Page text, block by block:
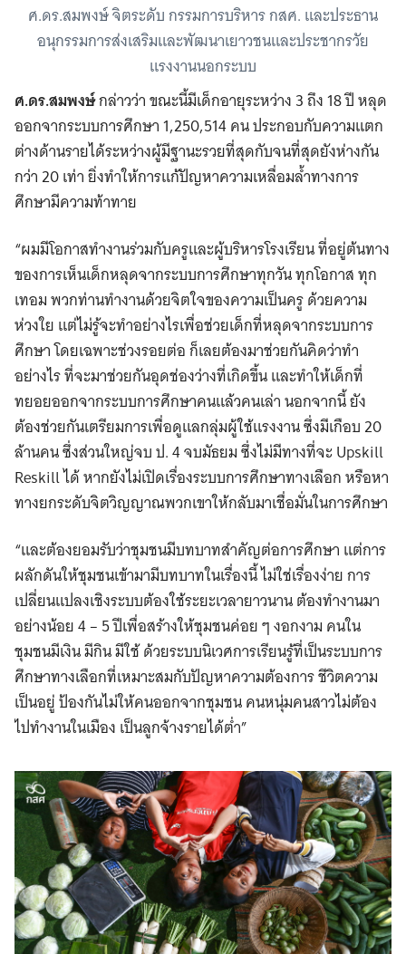
ศ.ดร.สมพงษ์ จิตระดับ กรรมการบริหาร กสศ. และประธาน
อนุกรรมการส่งเสริมและพัฒนาเยาวชนและประชากรวัย
แรงงานนอกระบบ
ศ.ดร.สมพงษ์กล่าวว่า ขณะนี้มีเด็กอายุระหว่าง 3 ถึง 18 ปี หลุด
ออกจากระบบการศึกษา 1,250,514 คน ประกอบกับความแตก
ต่างด้านรายได้ระหว่างผู้มีฐานะรวยที่สุดกับจนที่สุดยังห่างกัน
กว่า 20 เท่า ยิ่งทำให้การแก้ปัญหาความเหลื่อมล้ำทางการ
ศึกษามีความท้าทาย
“ผมมีโอกาสทำงานร่วมกับครูและผู้บริหารโรงเรียน ที่อยู่ต้นทาง
ของการเห็นเด็กหลุดจากระบบการศึกษาทุกวัน ทุกโอกาส ทุก
เทอม พวกท่านทำงานด้วยจิตใจของความเป็นครู ด้วยความ
ห่วงใย แต่ไม่รู้จะทำอย่างไรเพื่อช่วยเด็กที่หลุดจากระบบการ
ศึกษา โดยเฉพาะช่วงรอยต่อ ก็เลยต้องมาช่วยกันคิดว่าทำ
อย่างไร ที่จะมาช่วยกันอุดช่องว่างที่เกิดขึ้น และทำให้เด็กที่
ทยอยออกจากระบบการศึกษาคนแล้วคนเล่า นอกจากนี้ ยัง
ต้องช่วยกันเตรียมการเพื่อดูแลกลุ่มผู้ใช้แรงงาน ซึ่งมีเกือบ 20
ล้านคน ซึ่งส่วนใหญ่จบ ป. 4 จบมัธยม ซึ่งไม่มีทางที่จะ Upskill
Reskill ได้ หากยังไม่เปิดเรื่องระบบการศึกษาทางเลือก หรือหา
ทางยกระดับจิตวิญญาณพวกเขาให้กลับมาเชื่อมั่นในการศึกษา
“และต้องยอมรับว่าชุมชนมีบทบาทสำคัญต่อการศึกษา แต่การ
ผลักดันให้ชุมชนเข้ามามีบทบาทในเรื่องนี้ ไม่ใช่เรื่องง่าย การ
เปลี่ยนแปลงเชิงระบบต้องใช้ระยะเวลายาวนาน ต้องทำงานมา
อย่างน้อย 4 – 5 ปีเพื่อสร้างให้ชุมชนค่อย ๆ งอกงาม คนใน
ชุมชนมีเงิน มีกิน มีใช้ ด้วยระบบนิเวศการเรียนรู้ที่เป็นระบบการ
ศึกษาทางเลือกที่เหมาะสมกับปัญหาความต้องการ ชีวิตความ
เป็นอยู่ ป้องกันไม่ให้คนออกจากชุมชน คนหนุ่มคนสาวไม่ต้อง
ไปทำงานในเมือง เป็นลูกจ้างรายได้ต่ำ”